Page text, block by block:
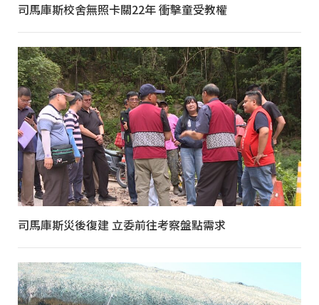
司馬庫斯校舍無照卡關22年 衝擊童受教權
司馬庫斯災後復建 立委前往考察盤點需求